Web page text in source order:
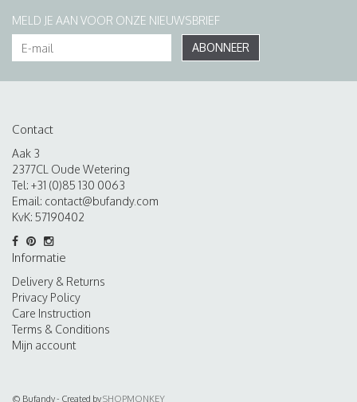
MELD JE AAN VOOR ONZE NIEUWSBRIEF
ABONNEER
Contact
Aak 3
2377CL Oude Wetering
Tel: +31 (0)85 130 0063
Email: contact@bufandy.com
KvK: 57190402
Informatie
Delivery & Returns
Privacy Policy
Care Instruction
Terms & Conditions
Mijn account
© Bufandy - Created bySHOPMONKEY